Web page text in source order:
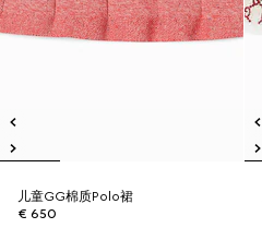
儿童GG棉质Polo裙
€ 650